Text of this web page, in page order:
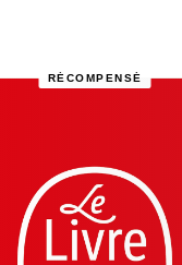
RÉCOMPENSÉ